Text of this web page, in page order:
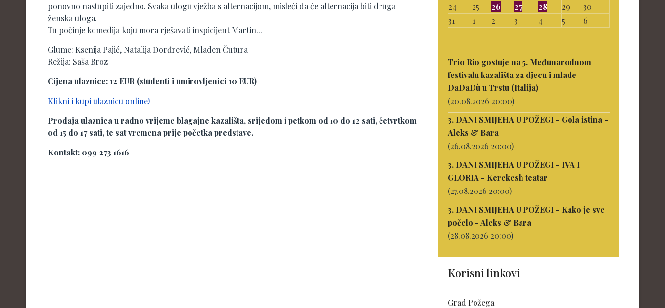
ponovno nastupiti zajedno. Svaka ulogu vježba s alternacijom, misleći da će alternacija biti druga
ženska uloga.
Tu počinje komedija koju mora rješavati inspicijent Martin...
Glume: Ksenija Pajić, Natalija Đorđrević, Mladen Čutura
Režija: Saša Broz
Cijena ulaznice: 12 EUR (studenti i umirovljenici 10 EUR)
Klikni i kupi ulaznicu online!
Prodaja ulaznica u radno vrijeme blagajne kazališta, srijedom i petkom od 10 do 12 sati, četvrtkom
od 15 do 17 sati, te sat vremena prije početka predstave.
Kontakt: 099 273 1616
24
25 26 27 28 29
30
31
1 2 3 4 5 6
Trio Rio gostuje na 5. Međunarodnom
festivalu kazališta za djecu i mlade
DaDaDù u Trstu (Italija)
(20.08.2026 20:00)
3. DANI SMIJEHA U POŽEGI - Gola istina -
Aleks & Bara
(26.08.2026 20:00)
3. DANI SMIJEHA U POŽEGI - IVA I
GLORIA - Kerekesh teatar
(27.08.2026 20:00)
3. DANI SMIJEHA U POŽEGI - Kako je sve
počelo - Aleks & Bara
(28.08.2026 20:00)
Korisni linkovi
Grad Požega